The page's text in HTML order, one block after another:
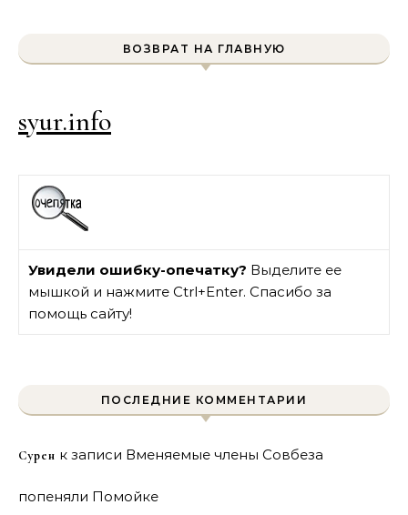
ВОЗВРАТ НА ГЛАВНУЮ
syur.info
Увидели ошибку-опечатку? Выделите ее
мышкой и нажмите Ctrl+Enter. Спасибо за
помощь сайту!
ПОСЛЕДНИЕ КОММЕНТАРИИ
Сурен к записи Вменяемые члены Совбеза
попеняли Помойке